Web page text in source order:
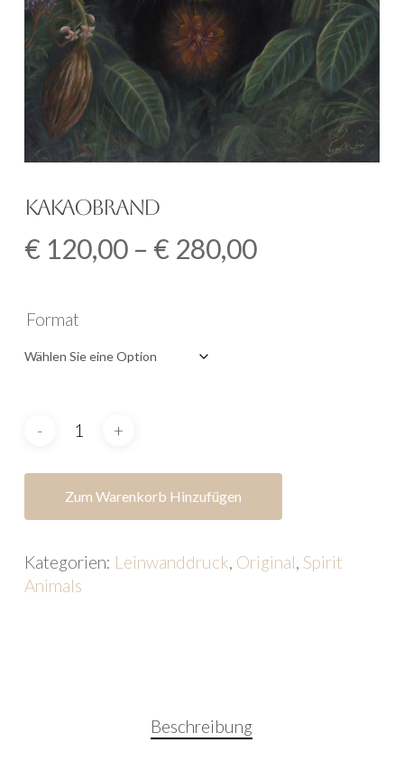
Kakaobrand
€ 120,00 – € 280,00
Format
Zum Warenkorb Hinzufügen
Kategorien: Leinwanddruck, Original, Spirit
Animals
Beschreibung